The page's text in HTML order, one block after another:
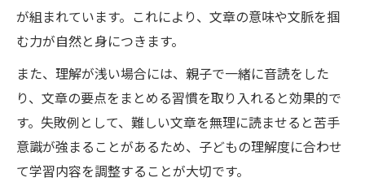
が組まれています。これにより、文章の意味や文脈を掴
む力が自然と身につきます。
また、理解が浅い場合には、親子で一緒に音読をした
り、文章の要点をまとめる習慣を取り入れると効果的で
す。失敗例として、難しい文章を無理に読ませると苦手
意識が強まることがあるため、子どもの理解度に合わせ
て学習内容を調整することが大切です。